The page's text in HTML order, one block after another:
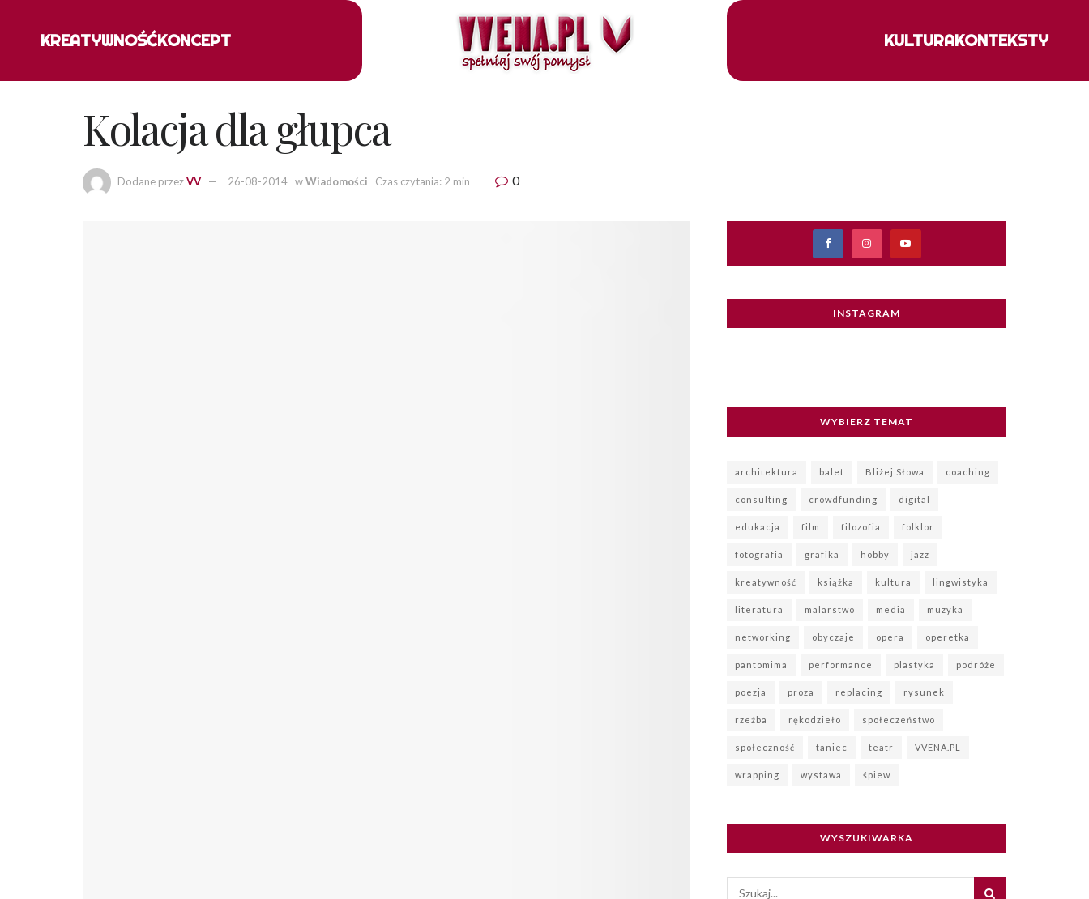
KREATYWNOŚĆKONCEPT KULTURAKONTEKSTY
Kolacja dla głupca
Dodane przezVV 26-08-2014 wWiadomości Czas czytania: 2 min 0
INSTAGRAM
WYBIERZ TEMAT
architektura balet Bliżej Słowa coaching
consulting crowdfunding digital
edukacja film filozofia folklor
fotografia grafika hobby jazz
kreatywność książka kultura lingwistyka
literatura malarstwo media muzyka
networking obyczaje opera operetka
pantomima performance plastyka podróże
poezja proza replacing rysunek
rzeźba rękodzieło społeczeństwo
społeczność taniec teatr VVENA.PL
wrapping wystawa śpiew
WYSZUKIWARKA